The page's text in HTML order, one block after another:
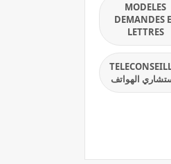
MODELES
DEMANDES
LETTRES
الهواتف